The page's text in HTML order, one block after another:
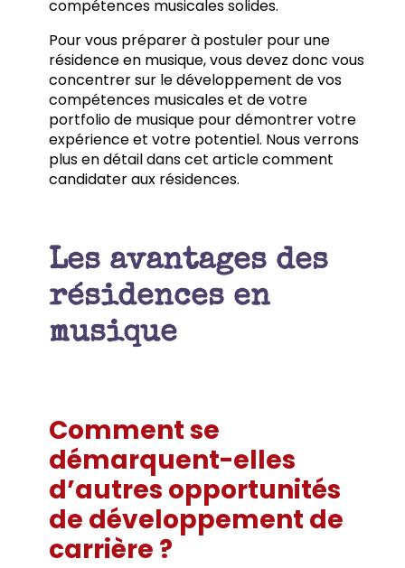
compétences musicales solides.
Pour vous préparer à postuler pour une
résidence en musique, vous devez donc vous
concentrer sur le développement de vos
compétences musicales et de votre
portfolio de musique pour démontrer votre
expérience et votre potentiel. Nous verrons
plus en détail dans cet article comment
candidater aux résidences.
Les avantages des
résidences en
musique
Comment se
démarquent-elles
d’autres opportunités
de développement de
carrière ?